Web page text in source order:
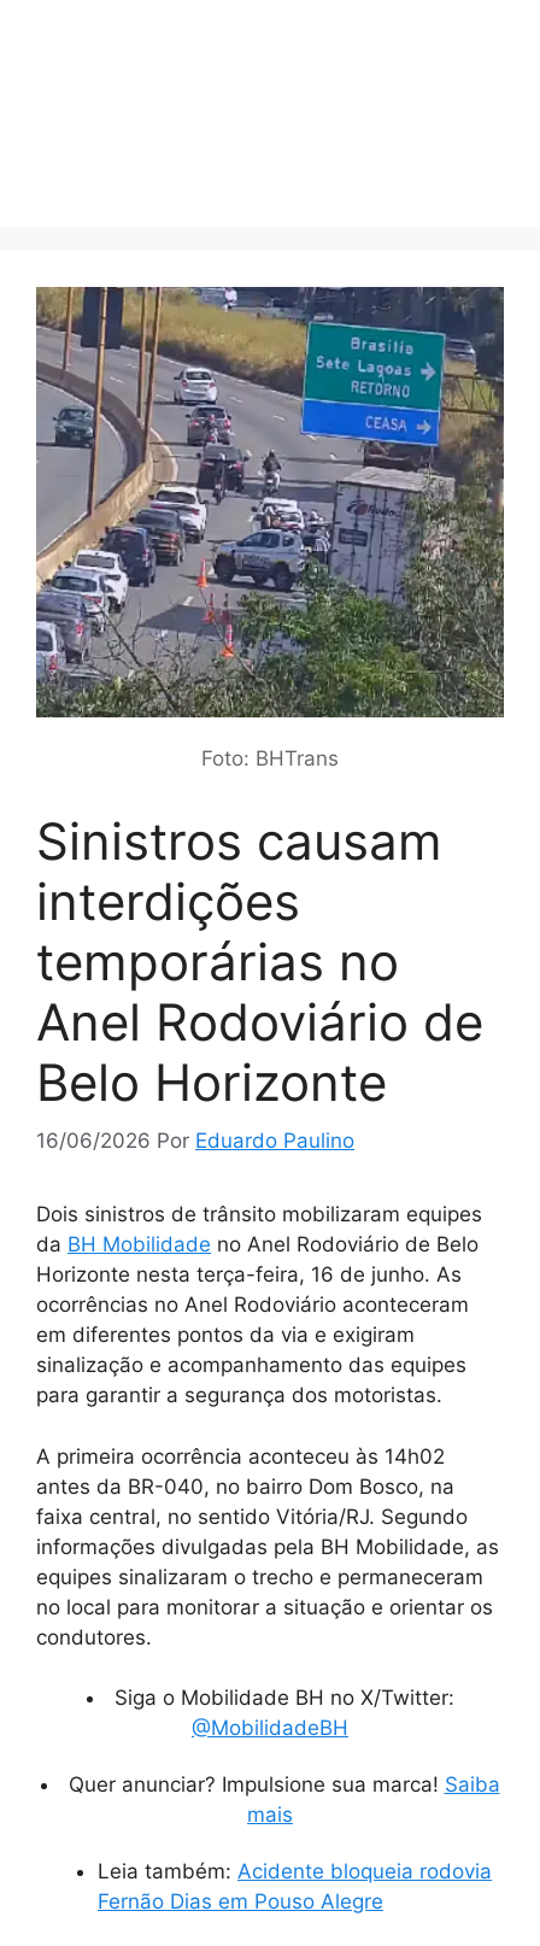
Foto: BHTrans
Sinistros causam
interdições
temporárias no
Anel Rodoviário de
Belo Horizonte
16/06/2026 Por Eduardo Paulino
Dois sinistros de trânsito mobilizaram equipes
da BH Mobilidade no Anel Rodoviário de Belo
Horizonte nesta terça-feira, 16 de junho. As
ocorrências no Anel Rodoviário aconteceram
em diferentes pontos da via e exigiram
sinalização e acompanhamento das equipes
para garantir a segurança dos motoristas.
A primeira ocorrência aconteceu às 14h02
antes da BR-040, no bairro Dom Bosco, na
faixa central, no sentido Vitória/RJ. Segundo
informações divulgadas pela BH Mobilidade, as
equipes sinalizaram o trecho e permaneceram
no local para monitorar a situação e orientar os
condutores.
Siga o Mobilidade BH no X/Twitter:
@MobilidadeBH
Quer anunciar? Impulsione sua marca! Saiba
mais
Leia também: Acidente bloqueia rodovia
Fernão Dias em Pouso Alegre